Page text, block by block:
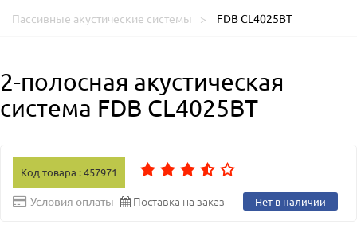
Пассивные акустические системы
FDB CL4025BT
2-полосная акустическая
система FDB CL4025BT
Код товара : 457971
Условия оплаты Поставка на заказ Нет в наличии